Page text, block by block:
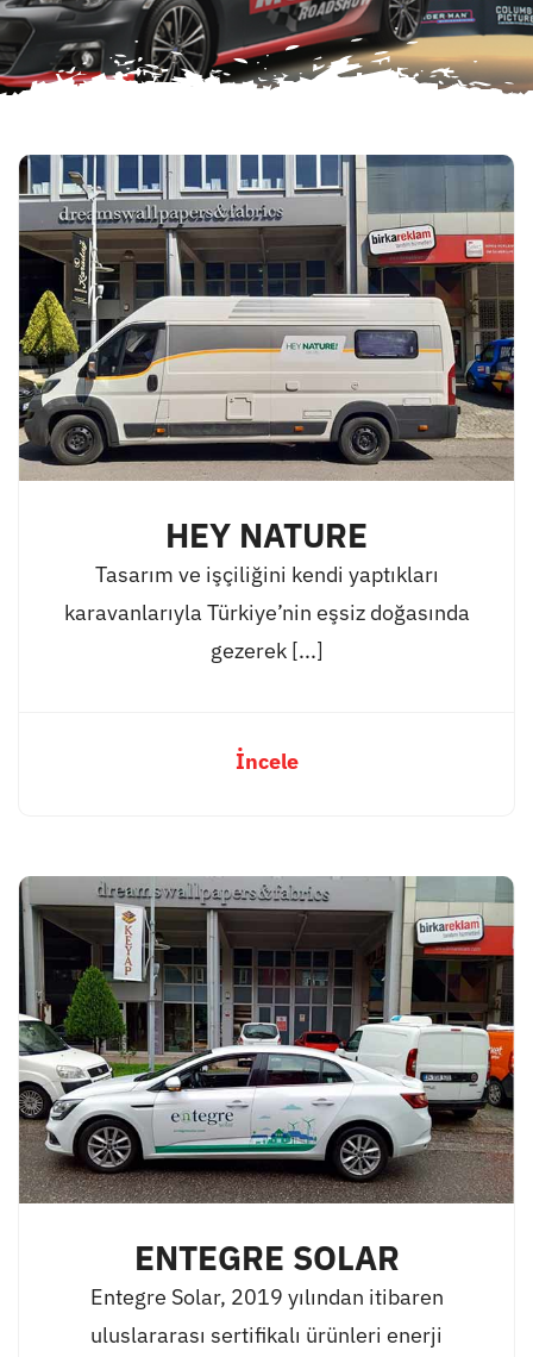
HEY NATURE
Tasarım ve işçiliğini kendi yaptıkları
karavanlarıyla Türkiye’nin eşsiz doğasında
gezerek [...]
İncele
ENTEGRE SOLAR
Entegre Solar, 2019 yılından itibaren
uluslararası sertifikalı ürünleri enerji